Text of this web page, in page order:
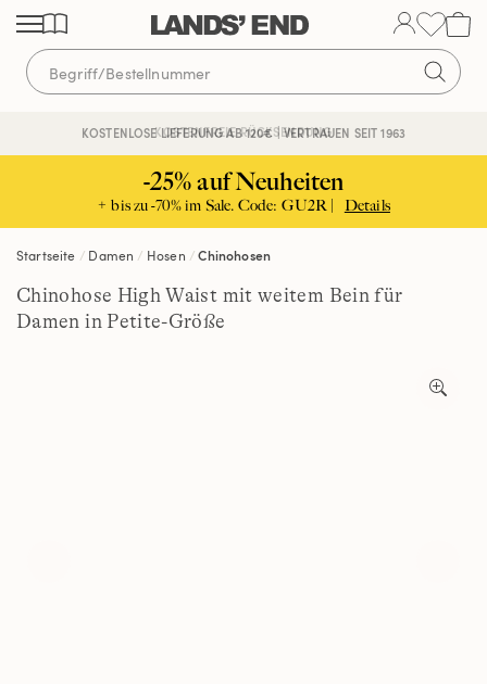
Direkt
zum
Inhalt
Direkt
zur
Navigation
Direkt
zur
Suche
KOSTENLOSE LIEFERUNG AB 120€ | VERTRAUEN SEIT 1963
KOSTENFREIE RÜCKSENDUNG
-25% auf Neuheiten
+ bis zu -70% im Sale. Code: GU2R | Details
Startseite Damen Hosen Chinohosen
Chinohose High Waist mit weitem Bein für
Damen in Petite-Größe